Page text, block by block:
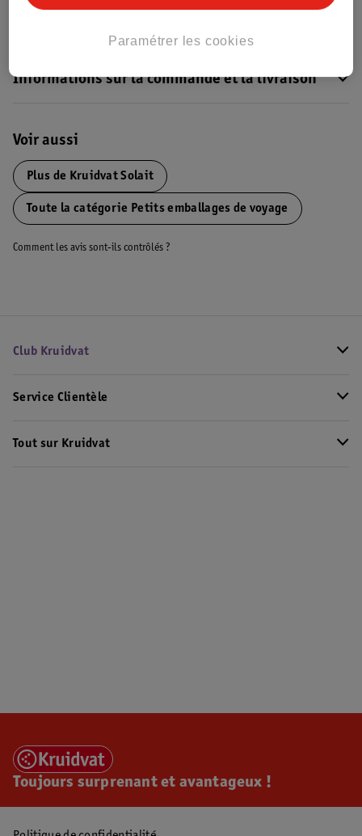
Un score plus élevé signifie un impact plus faible
Informations sur la commande et la livraison
Voir aussi
Plus de Kruidvat Solait
Toute la catégorie Petits emballages de voyage
Comment les avis sont-ils contrôlés ?
Club Kruidvat
Service Clientèle
Tout sur Kruidvat
Toujours surprenant et avantageux !
Paramétrer les cookies